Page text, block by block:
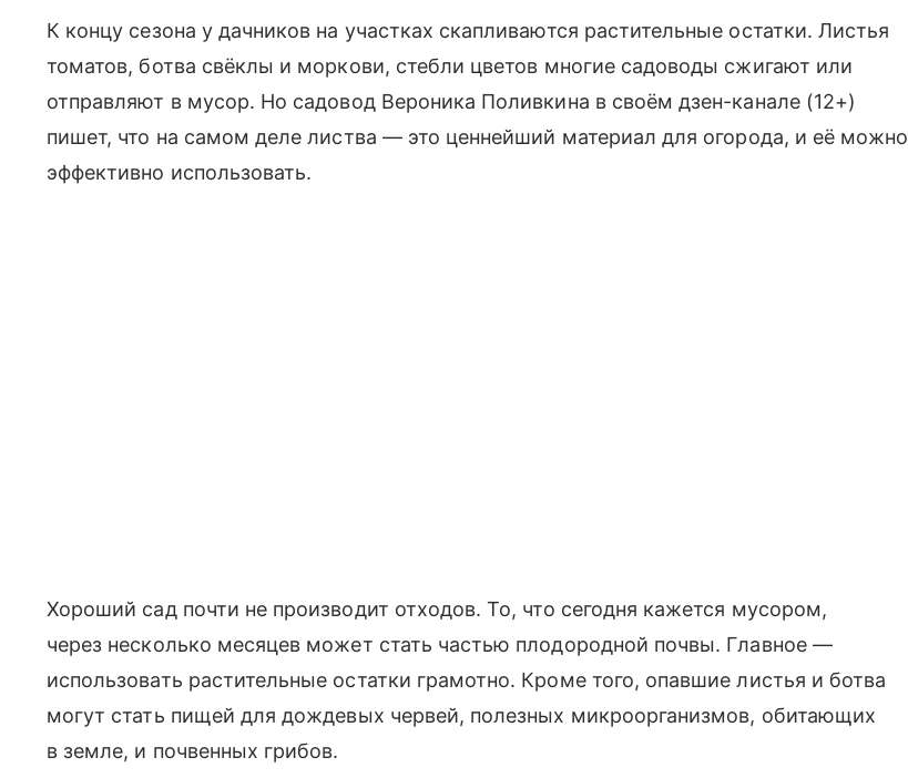
К концу сезона у дачников на участках скапливаются растительные остатки. Листья
томатов, ботва свёклы и моркови, стебли цветов многие садоводы сжигают или
отправляют в мусор. Но садовод Вероника Поливкина в своём дзен-канале (12+)
пишет, что на самом деле листва — это ценнейший материал для огорода, и её можно
эффективно использовать.
Хороший сад почти не производит отходов. То, что сегодня кажется мусором,
через несколько месяцев может стать частью плодородной почвы. Главное —
использовать растительные остатки грамотно. Кроме того, опавшие листья и ботва
могут стать пищей для дождевых червей, полезных микроорганизмов, обитающих
в земле, и почвенных грибов.